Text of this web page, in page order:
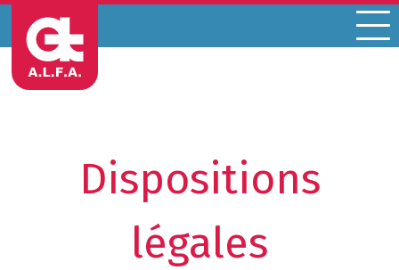
Menu
Dispositions
légales